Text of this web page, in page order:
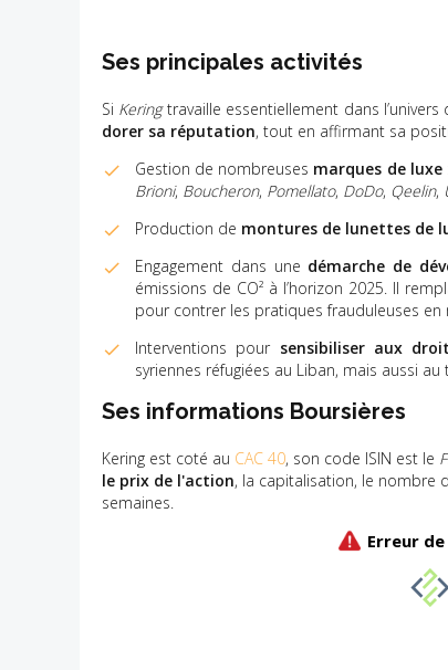
Ses principales activités
Si Keringtravaille essentiellement dans
dorer sa réputation, tout en affirmant sa
Gestion de nombreuses marques de luxe
Brioni, Boucheron, Pomellato, DoDo, Qeelin,
Production de montures de lunettes de
Engagement dans une démarche de
émissions de CO² à l’horizon 2025. Il
pour contrer les pratiques frauduleuses
Interventions pour sensibiliser aux
syriennes réfugiées au Liban, mais aussi
Ses informations Boursières
Kering est coté au CAC 40, son code ISIN est le
le prix de l'action, la capitalisation, le nombre
semaines.